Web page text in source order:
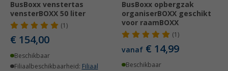
BusBoxx venstertas
vensterBOXX 50 liter
(1)
€ 154,00
Beschikbaar
Filiaalbeschikbaarheid: Filiaal
BusBoxx opbergzak
organiserBOXX geschikt
voor raamBOXX
(1)
vanaf € 14,99
Beschikbaar